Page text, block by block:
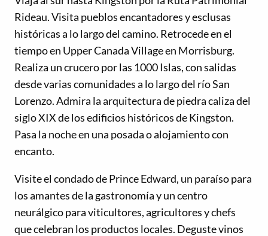
Rideau. Visita pueblos encantadores y esclusas
históricas a lo largo del camino. Retrocede en el
tiempo en Upper Canada Village en Morrisburg.
Realiza un crucero por las 1000 Islas, con salidas
desde varias comunidades a lo largo del río San
Lorenzo. Admira la arquitectura de piedra caliza del
siglo XIX de los edificios históricos de Kingston.
Pasa la noche en una posada o alojamiento con
encanto.
Visite el condado de Prince Edward, un paraíso para
los amantes de la gastronomía y un centro
neurálgico para viticultores, agricultores y chefs
que celebran los productos locales. Deguste vinos